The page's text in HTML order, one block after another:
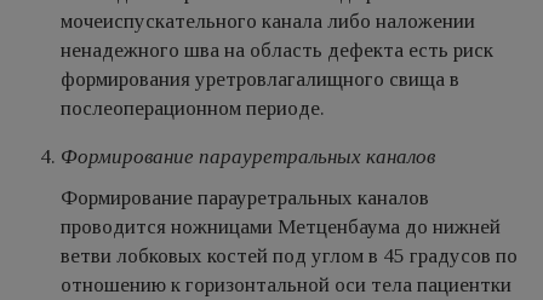
мочеиспускательного канала либо наложении
ненадежного шва на область дефекта есть риск
формирования уретровлагалищного свища в
послеоперационном периоде.
Формирование парауретральных каналов
Формирование парауретральных каналов
проводится ножницами Метценбаума до нижней
ветви лобковых костей под углом в 45 градусов по
отношению к горизонтальной оси тела пациентки